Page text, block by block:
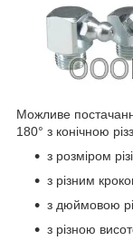
Можливе
180° з конічною
з розміром
з різним
з дюймовою
з різною